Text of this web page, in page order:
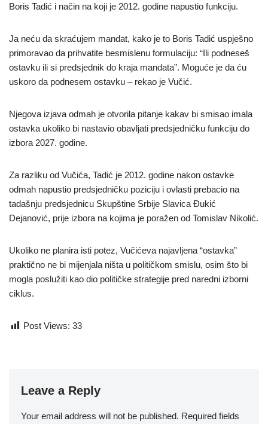
Boris Tadić i način na koji je 2012. godine napustio funkciju.
Ja neću da skraćujem mandat, kako je to Boris Tadić uspješno
primoravao da prihvatite besmislenu formulaciju: “Ili podneseš
ostavku ili si predsjednik do kraja mandata”. Moguće je da ću
uskoro da podnesem ostavku – rekao je Vučić.
Njegova izjava odmah je otvorila pitanje kakav bi smisao imala
ostavka ukoliko bi nastavio obavljati predsjedničku funkciju do
izbora 2027. godine.
Za razliku od Vučića, Tadić je 2012. godine nakon ostavke
odmah napustio predsjedničku poziciju i ovlasti prebacio na
tadašnju predsjednicu Skupštine Srbije Slavica Đukić
Dejanović, prije izbora na kojima je poražen od Tomislav Nikolić.
Ukoliko ne planira isti potez, Vučićeva najavljena “ostavka”
praktično ne bi mijenjala ništa u političkom smislu, osim što bi
mogla poslužiti kao dio političke strategije pred naredni izborni
ciklus.
Post Views: 33
Leave a Reply
Your email address will not be published. Required fields